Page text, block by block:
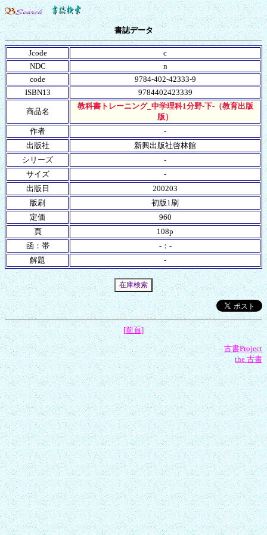
書誌データ
Jcode
c
NDC
n
code
9784-402-42333-9
ISBN13
9784402423339
商品名
教科書トレーニング_中学理科1分野-下-（教育出版
版）
作者
-
出版社
新興出版社啓林館
シリーズ
-
サイズ
-
出版日
200203
版刷
初版1刷
定価
960
頁
108p
函：帯
-：-
解題
-
[前頁]
古書Project
the 古書